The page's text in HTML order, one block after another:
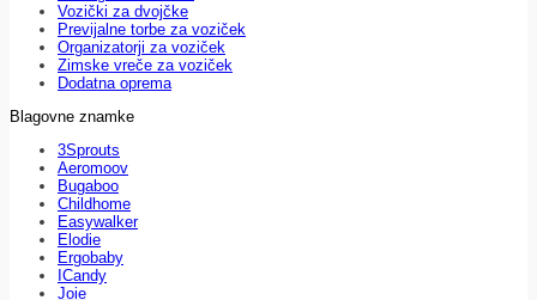
Vozički za dvojčke
Previjalne torbe za voziček
Organizatorji za voziček
Zimske vreče za voziček
Dodatna oprema
Blagovne znamke
3Sprouts
Aeromoov
Bugaboo
Childhome
Easywalker
Elodie
Ergobaby
ICandy
Joie